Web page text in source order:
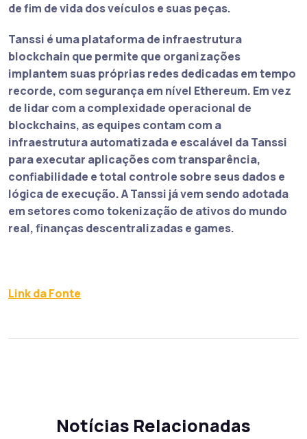
de fim de vida dos veículos e suas peças.
Tanssi é uma plataforma de infraestrutura
blockchain que permite que organizações
implantem suas próprias redes dedicadas em tempo
recorde, com segurança em nível Ethereum. Em vez
de lidar com a complexidade operacional de
blockchains, as equipes contam com a
infraestrutura automatizada e escalável da Tanssi
para executar aplicações com transparência,
confiabilidade e total controle sobre seus dados e
lógica de execução. A Tanssi já vem sendo adotada
em setores como tokenização de ativos do mundo
real, finanças descentralizadas e games.
Link da Fonte
Notícias Relacionadas